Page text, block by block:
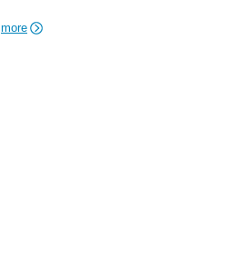
more